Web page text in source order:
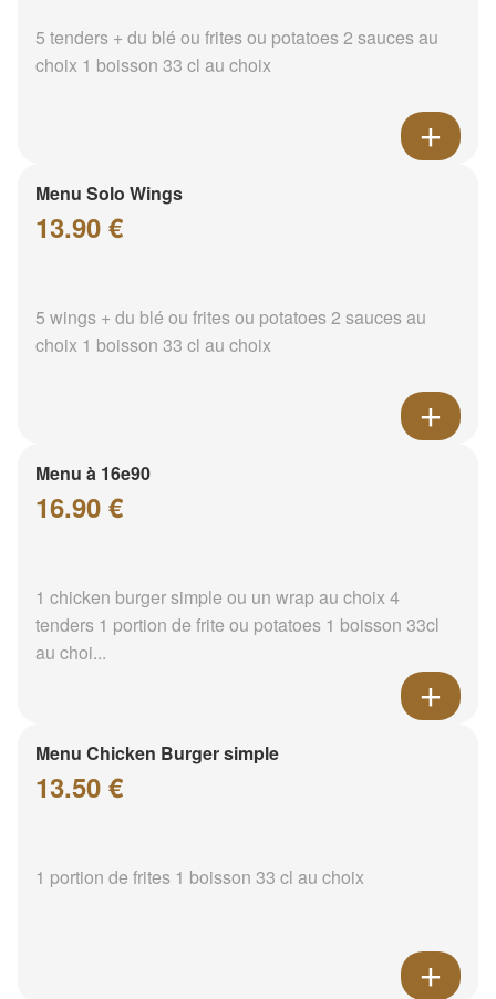
5 tenders + du blé ou frites ou potatoes 2 sauces au
choix 1 boisson 33 cl au choix
Menu Solo Wings
13.90 €
5 wings + du blé ou frites ou potatoes 2 sauces au
choix 1 boisson 33 cl au choix
Menu à 16e90
16.90 €
1 chicken burger simple ou un wrap au choix 4
tenders 1 portion de frite ou potatoes 1 boisson 33cl
au choi...
Menu Chicken Burger simple
13.50 €
1 portion de frites 1 boisson 33 cl au choix